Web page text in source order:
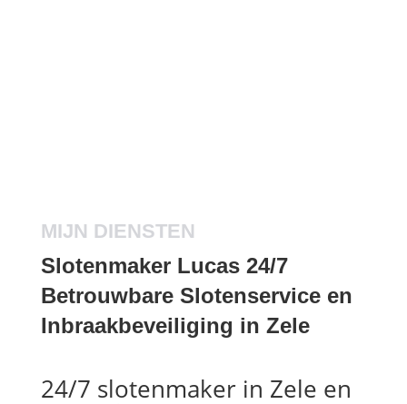
MIJN DIENSTEN
Slotenmaker Lucas 24/7
Betrouwbare Slotenservice en
Inbraakbeveiliging in Zele
24/7 slotenmaker in Zele en